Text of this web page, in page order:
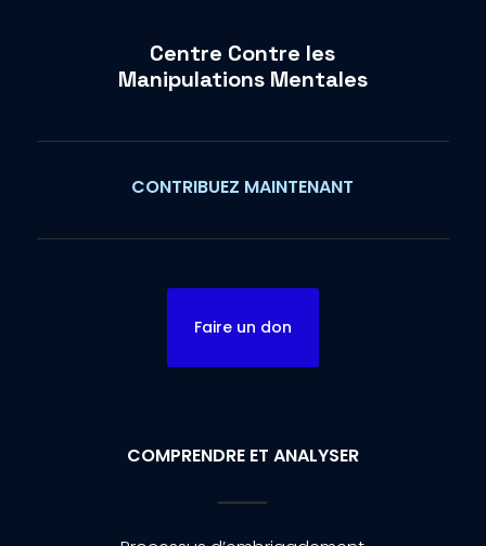
Centre Contre les
Manipulations Mentales
CONTRIBUEZ MAINTENANT
Faire un don
COMPRENDRE ET ANALYSER